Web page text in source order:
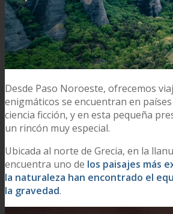
Desde Paso Noroeste, ofrecemos
enigmáticos se encuentran en
ciencia ficción, y en esta pequeña
un rincón muy especial.
Ubicada al norte de Grecia, en la
encuentra uno de los paisajes más
la naturaleza han encontrado el
la gravedad.